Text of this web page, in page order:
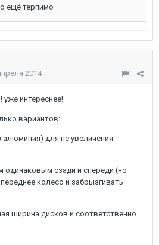
ещё терпимо
2014
уже интереснее!
вариантов:
для не увеличения
сзади и спереди (но
колесо и забрызгивать
ширина дисков и соответственно